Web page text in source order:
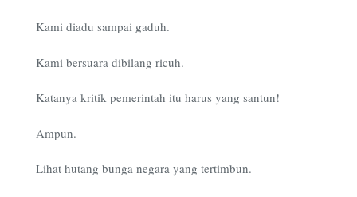
Kami diadu sampai gaduh.
Kami bersuara dibilang ricuh.
Katanya kritik pemerintah itu harus yang santun!
Ampun.
Lihat hutang bunga negara yang tertimbun.